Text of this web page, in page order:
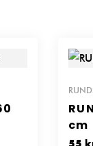
cm